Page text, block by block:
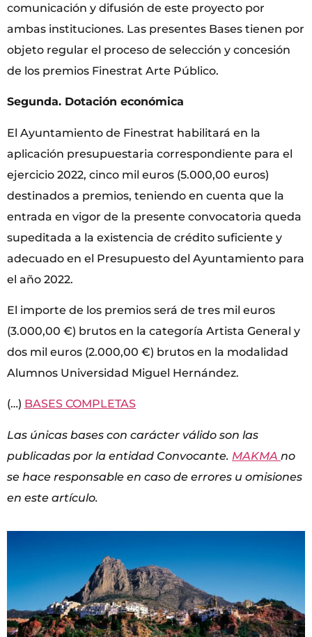
comunicación y difusión de este proyecto por
ambas instituciones. Las presentes Bases tienen por
objeto regular el proceso de selección y concesión
de los premios Finestrat Arte Público.
Segunda. Dotación económica
El Ayuntamiento de Finestrat habilitará en la
aplicación presupuestaria correspondiente para el
ejercicio 2022, cinco mil euros (5.000,00 euros)
destinados a premios, teniendo en cuenta que la
entrada en vigor de la presente convocatoria queda
supeditada a la existencia de crédito suficiente y
adecuado en el Presupuesto del Ayuntamiento para
el año 2022.
El importe de los premios será de tres mil euros
(3.000,00 €) brutos en la categoría Artista General y
dos mil euros (2.000,00 €) brutos en la modalidad
Alumnos Universidad Miguel Hernández.
(…) BASES COMPLETAS
Las únicas bases con carácter válido son las
publicadas por la entidad Convocante. MAKMA no
se hace responsable en caso de errores u omisiones
en este artículo.